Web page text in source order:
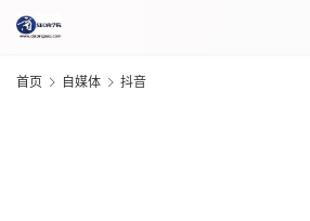
首页 自媒体 抖音